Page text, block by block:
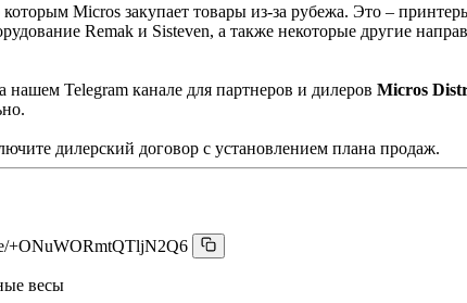
Micros закупает товары из-за рубежа. Это –
Remak и Sisteven, а также некоторые другие
нашем Telegram канале для партнеров и дилеров Micros
дилерский договор с установлением плана продаж.
+ONuWORmtQTljN2Q6
весы